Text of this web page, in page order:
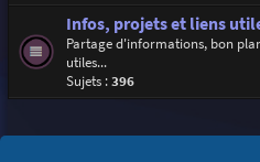
Infos, projets et liens
Partage d'informations, bon
utiles...
Sujets :396